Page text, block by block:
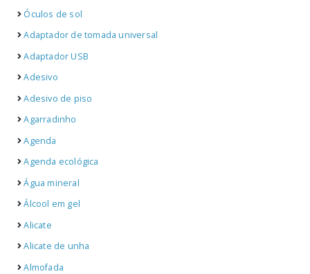
Óculos de sol
Adaptador de tomada universal
Adaptador USB
Adesivo
Adesivo de piso
Agarradinho
Agenda
Agenda ecológica
Água mineral
Álcool em gel
Alicate
Alicate de unha
Almofada